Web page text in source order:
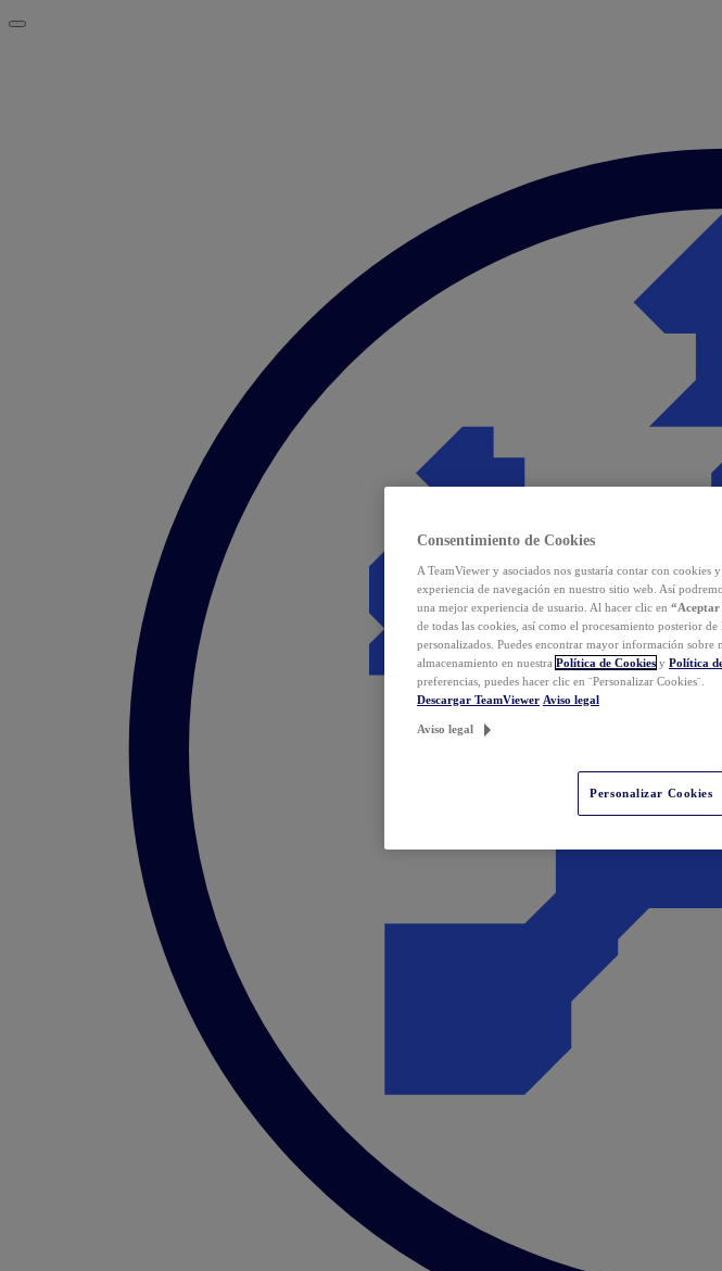
Consentimiento de Cookies
A TeamViewer y asociados nos gustaría contar con cookies
experiencia de navegación en nuestro sitio web. Así
una mejor experiencia de usuario. Al hacer clic en “Aceptar
de todas las cookies, así como el procesamiento posterior
personalizados. Puedes encontrar mayor información sobre
almacenamiento en nuestra Política de Cookies y Política
preferencias, puedes hacer clic en ¨Personalizar Cookies¨.
Descargar TeamViewer Aviso legal
Aviso legal
Personalizar Cookies